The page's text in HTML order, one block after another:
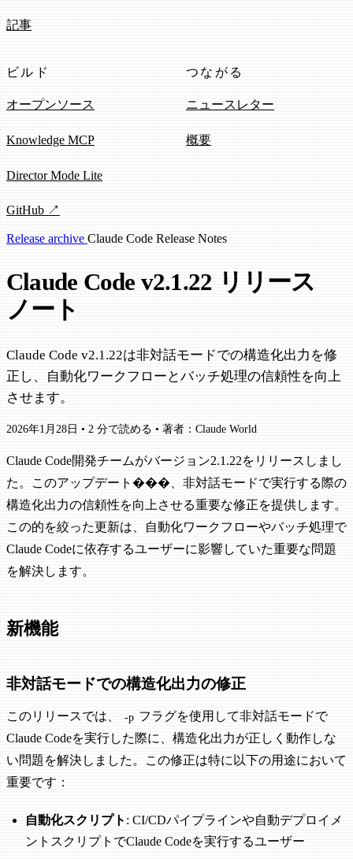
記事
ビルド
オープンソース
Knowledge MCP
Director Mode Lite
GitHub ↗
つながる
ニュースレター
概要
Release archive Claude Code Release Notes
Claude Code v2.1.22 リリース
ノート
Claude Code v2.1.22は非対話モードでの構造化出力を修
正し、自動化ワークフローとバッチ処理の信頼性を向上
させます。
2026年1月28日 • 2 分で読める • 著者：Claude World
Claude Code開発チームがバージョン2.1.22をリリースしまし
た。このアップデート���、非対話モードで実行する際の
構造化出力の信頼性を向上させる重要な修正を提供します。
この的を絞った更新は、自動化ワークフローやバッチ処理で
Claude Codeに依存するユーザーに影響していた重要な問題
を解決します。
新機能
非対話モードでの構造化出力の修正
このリリースでは、 -p フラグを使用して非対話モードで
Claude Codeを実行した際に、構造化出力が正しく動作しな
い問題を解決しました。この修正は特に以下の用途において
重要です：
自動化スクリプト : CI/CDパイプラインや自動デプロイメ
ントスクリプトでClaude Codeを実行するユーザー